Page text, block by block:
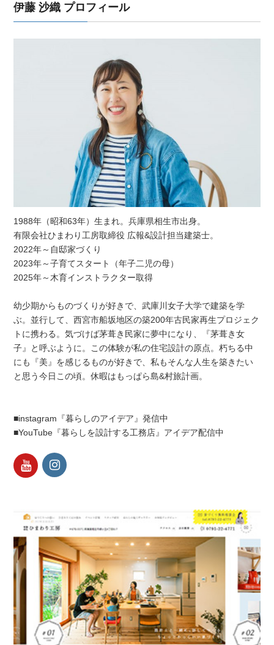
伊藤 沙織 プロフィール
1988年（昭和63年）生まれ。兵庫県相生市出身。
有限会社ひまわり工房取締役 広報&設計担当建築士。
2022年～自邸家づくり
2023年～子育てスタート（年子二児の母）
2025年～木育インストラクター取得
幼少期からものづくりが好きで、武庫川女子大学で建築を学
ぶ。並行して、西宮市船坂地区の築200年古民家再生プロジェク
トに携わる。気づけば茅葺き民家に夢中になり、『茅葺き女
子』と呼ぶように。この体験が私の住宅設計の原点。朽ちる中
にも『美』を感じるものが好きで、私もそんな人生を築きたい
と思う今日この頃。休暇はもっぱら島&村旅計画。
■instagram『暮らしのアイデア』発信中
■YouTube『暮らしを設計する工務店』アイデア配信中